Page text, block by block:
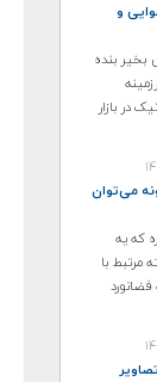
و
بخیر بنده
در بازار
می‌توان
که یه
مرتبط با
تصاویر